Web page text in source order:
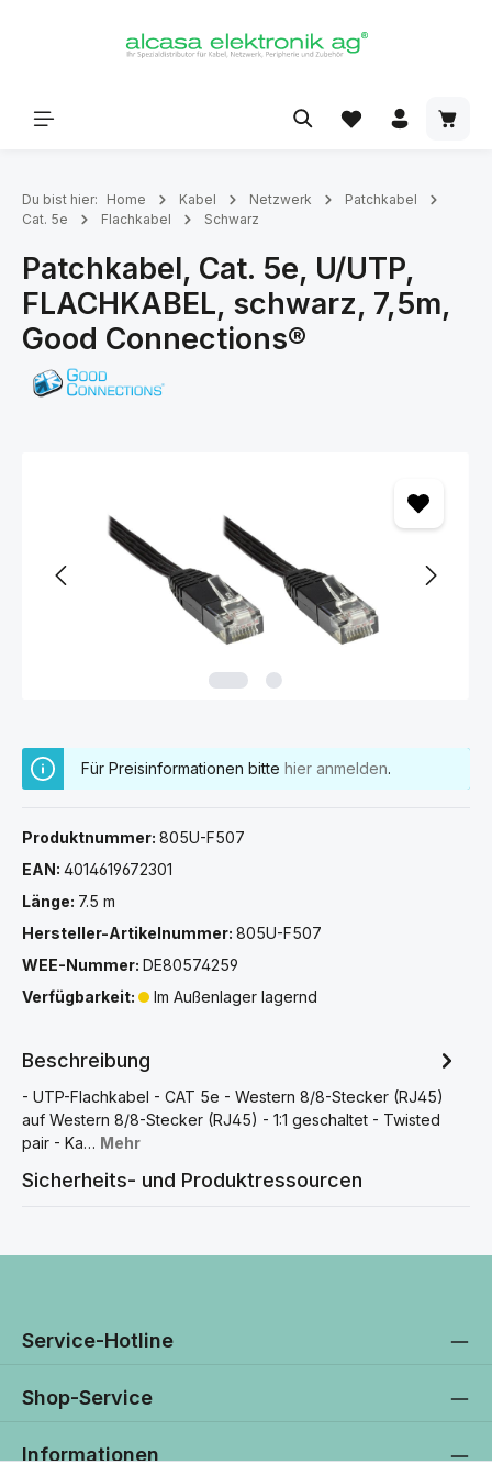
Du bist hier: Home Kabel Netzwerk
Patchkabel
Cat. 5e
Flachkabel Schwarz
Patchkabel, Cat. 5e, U/UTP,
FLACHKABEL, schwarz, 7,5m,
Good Connections®
Für Preisinformationen bitte hier anmelden.
Produktnummer: 805U-F507
EAN: 4014619672301
Länge: 7.5 m
Hersteller-Artikelnummer: 805U-F507
WEE-Nummer: DE80574259
Verfügbarkeit:
Im Außenlager lagernd
Beschreibung
- UTP-Flachkabel - CAT 5e - Western 8/8-Stecker (RJ45)
auf Western 8/8-Stecker (RJ45) - 1:1 geschaltet - Twisted
pair - Ka… Mehr
Sicherheits- und Produktressourcen
Service-Hotline
Shop-Service
Informationen